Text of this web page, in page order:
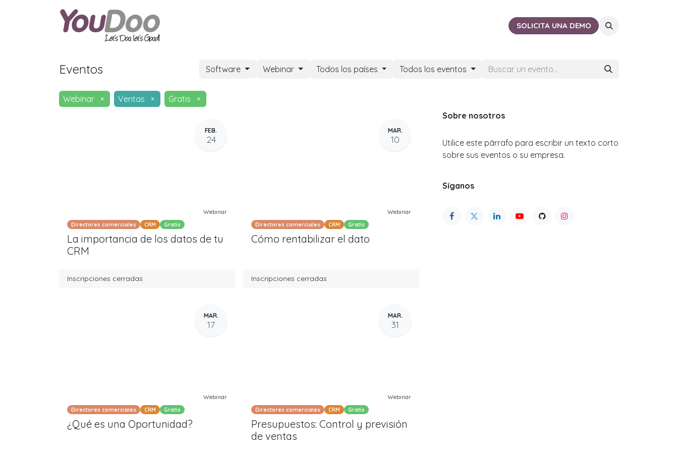
CERCA DE TISOLICITA UNA DEMO
Eventos Software Webinar Todos los países Todos los eventos
Webinar × Ventas × Gratis ×
FEB.
24
Webinar
Directores comerciales CRM Gratis
La importancia de los datos de tu
CRM
Inscripciones cerradas
MAR.
10
Webinar
Directores comerciales CRM Gratis
Cómo rentabilizar el dato
Inscripciones cerradas
MAR.
17
Webinar
Directores comerciales CRM Gratis
¿Qué es una Oportunidad?
MAR.
31
Webinar
Directores comerciales CRM Gratis
Presupuestos: Control y previsión
de ventas
Sobre nosotros
Utilice este párrafo para escribir un texto corto
sobre sus eventos o su empresa.
Síganos